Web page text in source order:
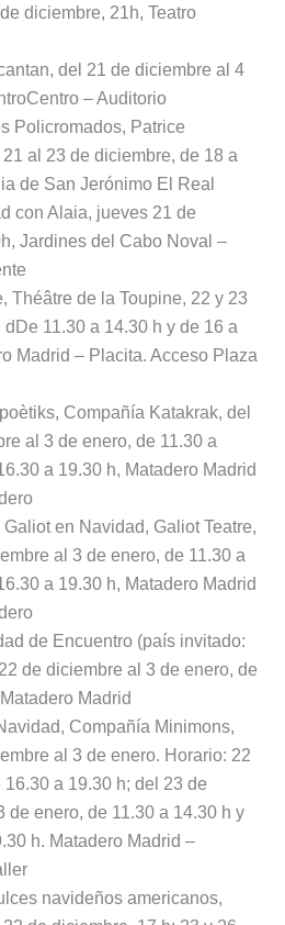
diciembre, 21h, Teatro
del 21 de diciembre al 4
– Auditorio
Policromados, Patrice
al 23 de diciembre, de 18 a
de San Jerónimo El Real
con Alaia, jueves 21 de
Jardines del Cabo Noval –
Théâtre de la Toupine, 22 y 23
11.30 a 14.30 h y de 16 a
Madrid – Placita. Acceso Plaza
Compañía Katakrak, del
al 3 de enero, de 11.30 a
a 19.30 h, Matadero Madrid
Galiot en Navidad, Galiot Teatre,
al 3 de enero, de 11.30 a
a 19.30 h, Matadero Madrid
de Encuentro (país invitado:
de diciembre al 3 de enero, de
Madrid
Compañía Minimons,
al 3 de enero. Horario: 22
a 19.30 h; del 23 de
de enero, de 11.30 a 14.30 h y
h. Matadero Madrid –
navideños americanos,